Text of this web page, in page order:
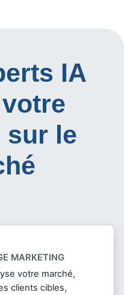
IA
sur le
MARKETING
votre marché,
clients cibles,